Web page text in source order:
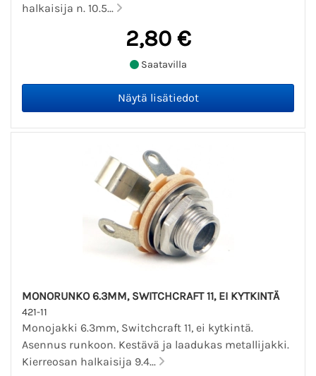
halkaisija n. 10.5...
2,80 €
Saatavilla
MONORUNKO 6.3MM, SWITCHCRAFT 11, EI KYTKINTÄ
421-11
Monojakki 6.3mm, Switchcraft 11, ei kytkintä.
Asennus runkoon. Kestävä ja laadukas metallijakki.
Kierreosan halkaisija 9.4...